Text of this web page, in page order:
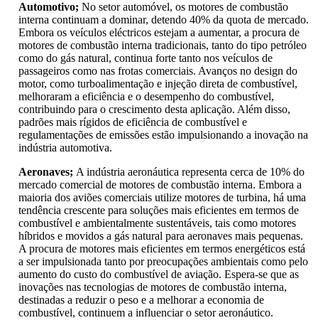
Automotivo; No setor automóvel, os motores de combustão
interna continuam a dominar, detendo 40% da quota de mercado.
Embora os veículos eléctricos estejam a aumentar, a procura de
motores de combustão interna tradicionais, tanto do tipo petróleo
como do gás natural, continua forte tanto nos veículos de
passageiros como nas frotas comerciais. Avanços no design do
motor, como turboalimentação e injeção direta de combustível,
melhoraram a eficiência e o desempenho do combustível,
contribuindo para o crescimento desta aplicação. Além disso,
padrões mais rígidos de eficiência de combustível e
regulamentações de emissões estão impulsionando a inovação na
indústria automotiva.
Aeronaves; A indústria aeronáutica representa cerca de 10% do
mercado comercial de motores de combustão interna. Embora a
maioria dos aviões comerciais utilize motores de turbina, há uma
tendência crescente para soluções mais eficientes em termos de
combustível e ambientalmente sustentáveis, tais como motores
híbridos e movidos a gás natural para aeronaves mais pequenas.
A procura de motores mais eficientes em termos energéticos está
a ser impulsionada tanto por preocupações ambientais como pelo
aumento do custo do combustível de aviação. Espera-se que as
inovações nas tecnologias de motores de combustão interna,
destinadas a reduzir o peso e a melhorar a economia de
combustível, continuem a influenciar o setor aeronáutico.